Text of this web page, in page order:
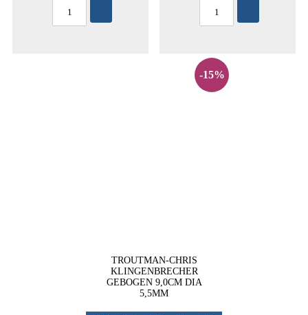
-15%
TROUTMAN-CHRIS
KLINGENBRECHER
GEBOGEN 9,0CM DIA
5,5MM